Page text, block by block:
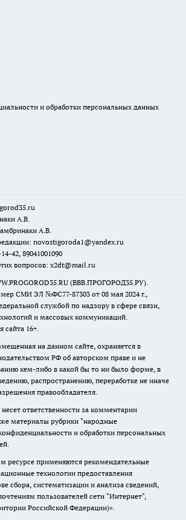
и обработки персональных данных
u
А.В.
А.В.
novostigoroda1@yandex.ru
42, 89041001090
вопросов: x2dt@mail.ru
(ВВВ.ПРОГОРОД35.РУ).
СМИ ЭЛ №ФС77-87303 от 08 мая 2024 г.,
службой по надзору в сфере связи,
и массовых коммуникаций.
сайта 16+.
на данном сайте, охраняется в
РФ об авторском праве и не
кем-либо в какой бы то ни было форме, в
распространению, переработке не иначе
правообладателя.
ответственности за комментарии
материалы рубрики "народные
и обработки персональных
.
ресурсе применяются рекомендательные
технологии предоставления
сбора, систематизации и анализа сведений,
пользователей сети "Интернет",
Российской Федерации)».